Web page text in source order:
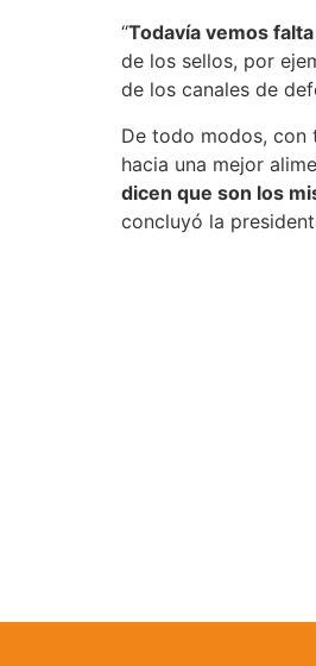
“Todavía vemos
de los sellos, por
de los canales de
De todo modos, con
hacia una mejor
dicen que son los
concluyó la